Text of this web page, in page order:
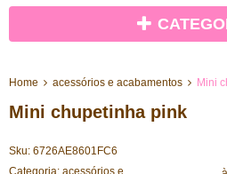
Home acessórios e acabamentos Mini
Mini chupetinha pink
Sku: 6726AE8601FC6
Categoria: acessórios e